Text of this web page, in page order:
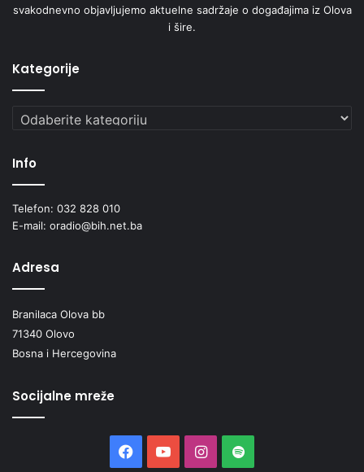
svakodnevno objavljujemo aktuelne sadržaje o događajima iz Olova
i šire.
Kategorije
Kategorije
Info
Telefon: 032 828 010
E-mail: oradio@bih.net.ba
Adresa
Branilaca Olova bb
71340 Olovo
Bosna i Hercegovina
Socijalne mreže
Facebook
YouTubeInstagram
Spotify